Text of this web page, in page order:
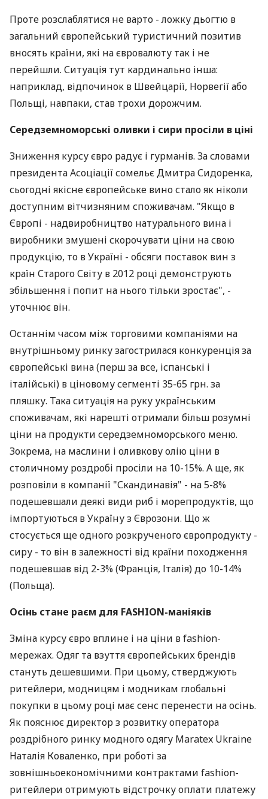
Проте розслаблятися не варто - ложку дьогтю в
загальний європейський туристичний позитив
вносять країни, які на євровалюту так і не
перейшли. Ситуація тут кардинально інша:
наприклад, відпочинок в Швейцарії, Норвегії або
Польщі, навпаки, став трохи дорожчим.
Середземноморські оливки і сири просіли в ціні
Зниження курсу євро радує і гурманів. За словами
президента Асоціації сомельє Дмитра Сидоренка,
сьогодні якісне європейське вино стало як ніколи
доступним вітчизняним споживачам. "Якщо в
Європі - надвиробництво натурального вина і
виробники змушені скорочувати ціни на свою
продукцію, то в Україні - обсяги поставок вин з
країн Старого Світу в 2012 році демонструють
збільшення і попит на нього тільки зростає", -
уточнює він.
Останнім часом між торговими компаніями на
внутрішньому ринку загострилася конкуренція за
європейські вина (перш за все, іспанські і
італійські) в ціновому сегменті 35-65 грн. за
пляшку. Така ситуація на руку українським
споживачам, які нарешті отримали більш розумні
ціни на продукти середземноморського меню.
Зокрема, на маслини і оливкову олію ціни в
столичному роздробі просіли на 10-15%. А ще, як
розповіли в компанії "Скандинавія" - на 5-8%
подешевшали деякі види риб і морепродуктів, що
імпортуються в Україну з Єврозони. Що ж
стосується ще одного розкрученого європродукту -
сиру - то він в залежності від країни походження
подешевшав від 2-3% (Франція, Італія) до 10-14%
(Польща).
Осінь стане раєм для FASHION-маніяків
Зміна курсу євро вплине і на ціни в fashion-
мережах. Одяг та взуття європейських брендів
стануть дешевшими. При цьому, стверджують
ритейлери, модницям і модникам глобальні
покупки в цьому році має сенс перенести на осінь.
Як пояснює директор з розвитку оператора
роздрібного ринку модного одягу Maratex Ukraine
Наталія Коваленко, при роботі за
зовнішньоекономічними контрактами fashion-
ритейлери отримують відстрочку оплати платежу